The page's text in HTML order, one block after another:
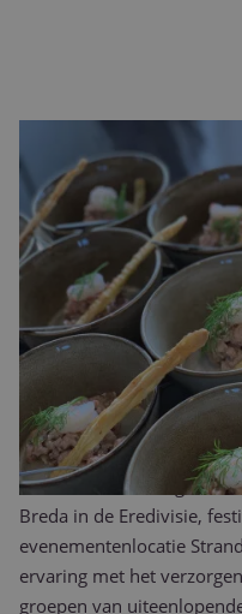
Walking dinner
aanpakken
Purple Catering & Events
Tilburg van A tot Z. Wij
adviesgesprek over uw
en het aantal gasten. Op
aanbod op maat samen.
gerechten met verse
manier die visueel
Purple Catering & Events
vooraanstaande
Breda in de Eredivisie,
evenementenlocatie
ervaring met het
groepen van